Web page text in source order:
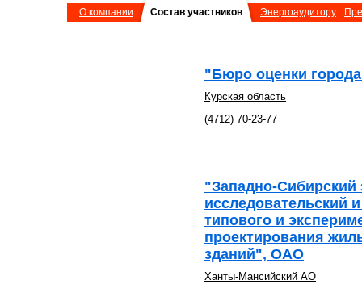
О компании Состав участников Энергоаудитору
"Бюро оценки
Курская область
(4712) 70-23-77
"Западно-Сибирский
исследовательский
типового и
проектирования
зданий", ОАО
Ханты-Мансийский АО